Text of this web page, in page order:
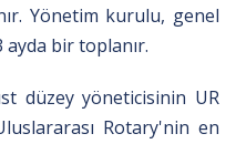
Yönetim kurulu, genel
bir toplanır.
düzey yöneticisinin UR
Rotary'nin en